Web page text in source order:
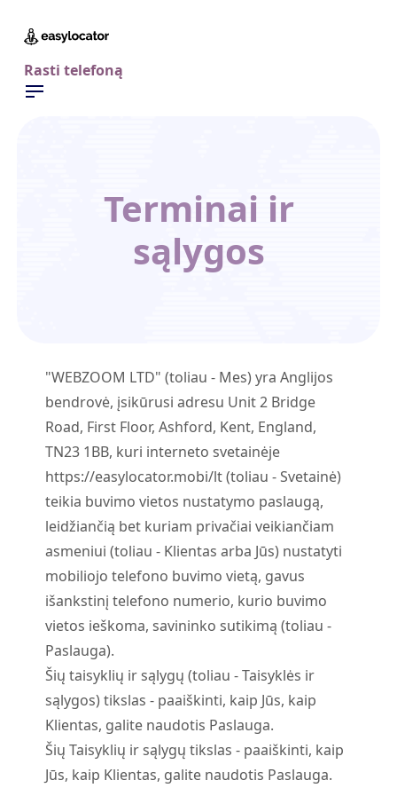
Rasti telefoną
Terminai ir
sąlygos
"WEBZOOM LTD" (toliau - Mes) yra Anglijos
bendrovė, įsikūrusi adresu Unit 2 Bridge
Road, First Floor, Ashford, Kent, England,
TN23 1BB, kuri interneto svetainėje
https://easylocator.mobi/lt (toliau - Svetainė)
teikia buvimo vietos nustatymo paslaugą,
leidžiančią bet kuriam privačiai veikiančiam
asmeniui (toliau - Klientas arba Jūs) nustatyti
mobiliojo telefono buvimo vietą, gavus
išankstinį telefono numerio, kurio buvimo
vietos ieškoma, savininko sutikimą (toliau -
Paslauga).
Šių taisyklių ir sąlygų (toliau - Taisyklės ir
sąlygos) tikslas - paaiškinti, kaip Jūs, kaip
Klientas, galite naudotis Paslauga.
Šių Taisyklių ir sąlygų tikslas - paaiškinti, kaip
Jūs, kaip Klientas, galite naudotis Paslauga.